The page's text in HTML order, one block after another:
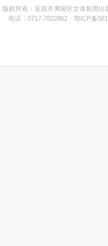
版权所有：宜昌市夷陵区文体新闻
电话：0717-7822862 鄂ICP备